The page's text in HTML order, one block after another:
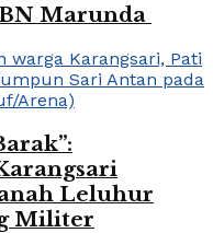
Marunda
Leluhur
Militer